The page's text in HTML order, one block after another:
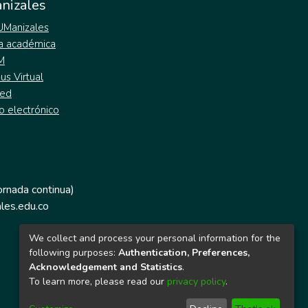
académica
Virtual
electrónico
continua)
We collect and process your personal information for the
following purposes: Authentication, Preferences,
Acknowledgement and Statistics.
To learn more, please read our privacy policy.